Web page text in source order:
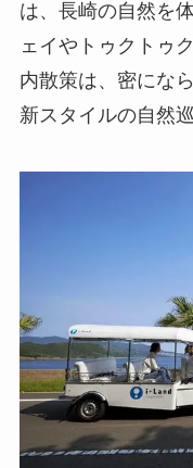
は、長崎の自然を
ェイやトゥクトゥ
内散策は、密にな
新スタイルの自然